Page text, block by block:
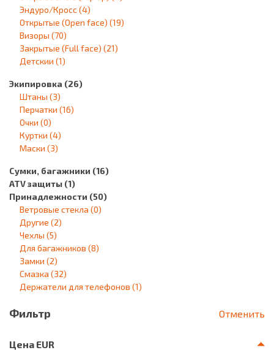
Эндуро/Кросс(4)
Открытые (Open face) (19)
Визоры (70)
Закрытые (Full face) (21)
Детскии (1)
Экипировка (26)
Штаны (3)
Перчатки (16)
Очки (0)
Куртки (4)
Маски (3)
Сумки, багажники (16)
ATV защиты (1)
Принадлежности (50)
Ветровые стекла (0)
Другие (2)
Чехлы (5)
Для багажников (8)
Замки (2)
Смазка (32)
Держатели для телефонов (1)
Фильтр Отменить
Цена EUR